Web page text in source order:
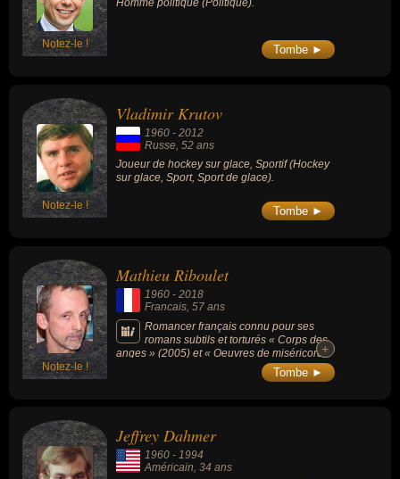
Notez-le !
Homme politique (Politique).
Tombe ►
Notez-le !
Vladimir Krutov
1960 - 2012
Russe, 52 ans
Joueur de hockey sur glace, Sportif (Hockey
sur glace, Sport, Sport de glace).
Tombe ►
Notez-le !
Mathieu Riboulet
1960 - 2018
Francais , 57 ans
Romancer français connu pour ses
romans subtils et torturés « Corps des
anges » (2005) et « Oeuvres de miséricorde
» (2012, prix Décembre en 2012).
+
+
Tombe ►
Jeffrey Dahmer
1960 - 1994
Américain, 34 ans